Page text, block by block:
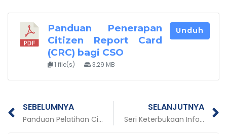
Panduan Penerapan
Citizen Report Card
(CRC) bagi CSO
1 file(s) 3.29 MB
Unduh
Prev
SEBELUMNYA
Panduan Pelatihan Citizen Report Card bagi CSO
SELANJUTNYA
Seri Keterbukaan Informasi: Modul Penguatan Kapasitas Masyarakat Dalam Mengakses Informasi